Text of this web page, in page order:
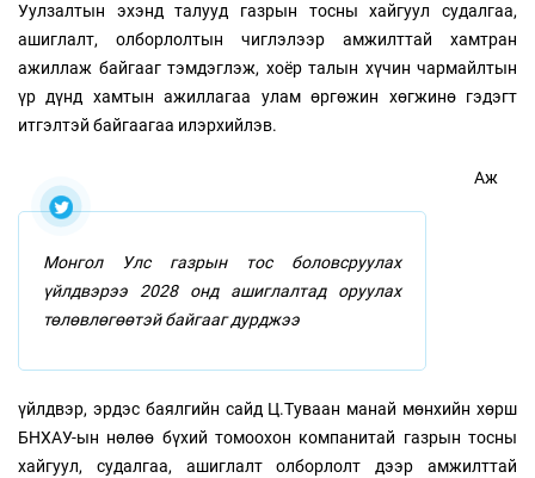
Уулзалтын эхэнд талууд газрын тосны хайгуул судалгаа,
ашиглалт, олборлолтын чиглэлээр амжилттай хамтран
ажиллаж байгааг тэмдэглэж, хоёр талын хүчин чармайлтын
үр дүнд хамтын ажиллагаа улам өргөжин хөгжинө гэдэгт
итгэлтэй байгаагаа илэрхийлэв.
Монгол Улс газрын тос боловсруулах
үйлдвэрээ 2028 онд ашиглалтад оруулах
төлөвлөгөөтэй байгааг дурджээ
Аж
үйлдвэр, эрдэс баялгийн сайд Ц.Туваан манай мөнхийн хөрш
БНХАУ-ын нөлөө бүхий томоохон компанитай газрын тосны
хайгуул, судалгаа, ашиглалт олборлолт дээр амжилттай